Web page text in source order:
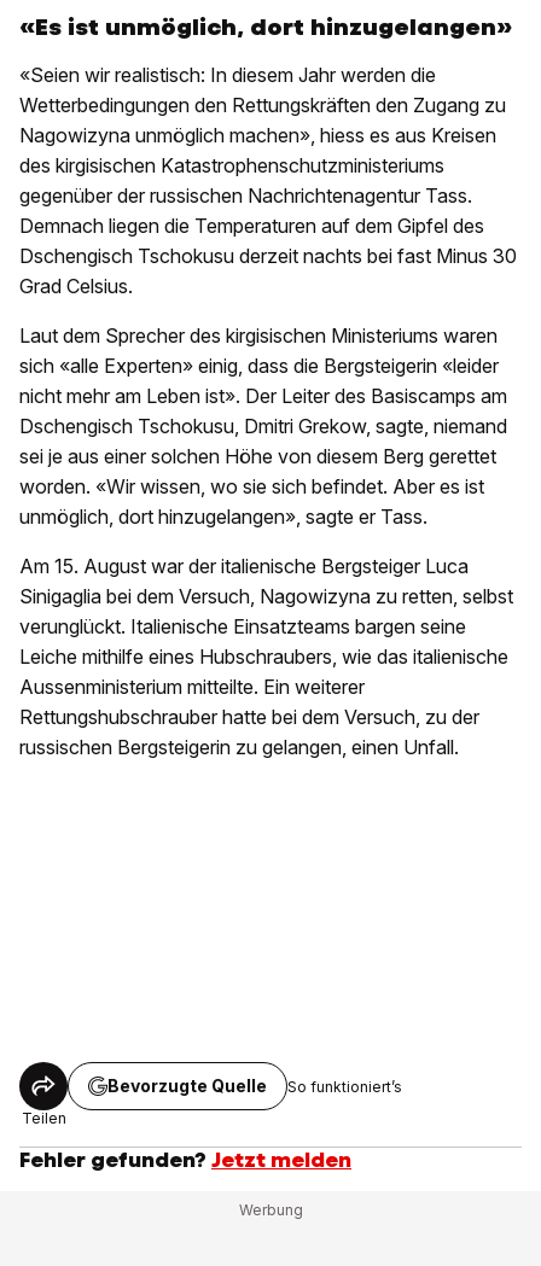
«Es ist unmöglich, dort hinzugelangen»
«Seien wir realistisch: In diesem Jahr werden die
Wetterbedingungen den Rettungskräften den Zugang zu
Nagowizyna unmöglich machen», hiess es aus Kreisen
des kirgisischen Katastrophenschutzministeriums
gegenüber der russischen Nachrichtenagentur Tass.
Demnach liegen die Temperaturen auf dem Gipfel des
Dschengisch Tschokusu derzeit nachts bei fast Minus 30
Grad Celsius.
Laut dem Sprecher des kirgisischen Ministeriums waren
sich «alle Experten» einig, dass die Bergsteigerin «leider
nicht mehr am Leben ist». Der Leiter des Basiscamps am
Dschengisch Tschokusu, Dmitri Grekow, sagte, niemand
sei je aus einer solchen Höhe von diesem Berg gerettet
worden. «Wir wissen, wo sie sich befindet. Aber es ist
unmöglich, dort hinzugelangen», sagte er Tass.
Am 15. August war der italienische Bergsteiger Luca
Sinigaglia bei dem Versuch, Nagowizyna zu retten, selbst
verunglückt. Italienische Einsatzteams bargen seine
Leiche mithilfe eines Hubschraubers, wie das italienische
Aussenministerium mitteilte. Ein weiterer
Rettungshubschrauber hatte bei dem Versuch, zu der
russischen Bergsteigerin zu gelangen, einen Unfall.
Teilen
Bevorzugte Quelle So funktioniert’s
Fehler gefunden? Jetzt melden